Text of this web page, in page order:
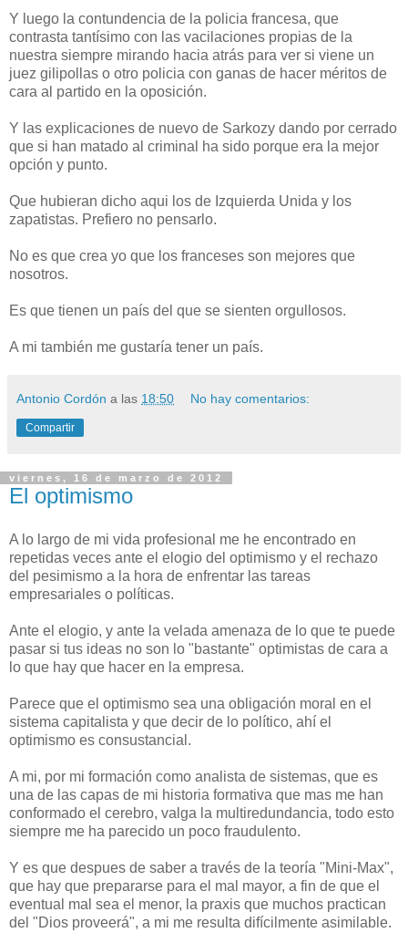
Y luego la contundencia de la policia francesa, que
contrasta tantísimo con las vacilaciones propias de la
nuestra siempre mirando hacia atrás para ver si viene un
juez gilipollas o otro policia con ganas de hacer méritos de
cara al partido en la oposición.
Y las explicaciones de nuevo de Sarkozy dando por cerrado
que si han matado al criminal ha sido porque era la mejor
opción y punto.
Que hubieran dicho aqui los de Izquierda Unida y los
zapatistas. Prefiero no pensarlo.
No es que crea yo que los franceses son mejores que
nosotros.
Es que tienen un país del que se sienten orgullosos.
A mi también me gustaría tener un país.
Antonio Cordón a las 18:50 No hay comentarios:
Compartir
viernes, 16 de marzo de 2012
El optimismo
A lo largo de mi vida profesional me he encontrado en
repetidas veces ante el elogio del optimismo y el rechazo
del pesimismo a la hora de enfrentar las tareas
empresariales o políticas.
Ante el elogio, y ante la velada amenaza de lo que te puede
pasar si tus ideas no son lo "bastante" optimistas de cara a
lo que hay que hacer en la empresa.
Parece que el optimismo sea una obligación moral en el
sistema capitalista y que decir de lo político, ahí el
optimismo es consustancial.
A mi, por mi formación como analista de sistemas, que es
una de las capas de mi historia formativa que mas me han
conformado el cerebro, valga la multiredundancia, todo esto
siempre me ha parecido un poco fraudulento.
Y es que despues de saber a través de la teoría "Mini-Max",
que hay que prepararse para el mal mayor, a fin de que el
eventual mal sea el menor, la praxis que muchos practican
del "Dios proveerá", a mi me resulta difícilmente asimilable.